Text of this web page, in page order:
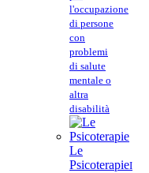
l'occupazione
di persone
con
problemi
di salute
mentale o
altra
disabilità
Le
PsicoterapieI